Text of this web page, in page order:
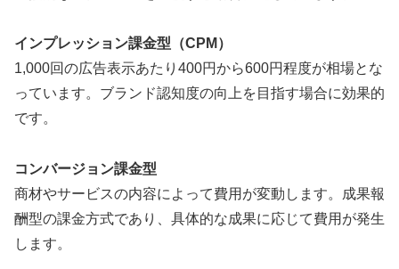
インプレッション課金型（CPM）
1,000回の広告表示あたり400円から600円程度が相場とな
っています。ブランド認知度の向上を目指す場合に効果的
です。
コンバージョン課金型
商材やサービスの内容によって費用が変動します。成果報
酬型の課金方式であり、具体的な成果に応じて費用が発生
します。